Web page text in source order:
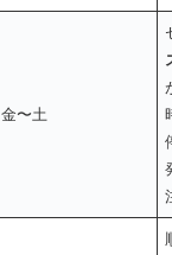
金〜土